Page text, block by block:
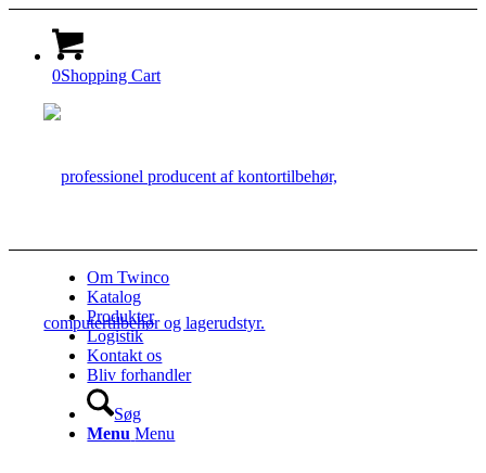
0Shopping Cart
Om Twinco
Katalog
Produkter
Logistik
Kontakt os
Bliv forhandler
Søg
Menu Menu